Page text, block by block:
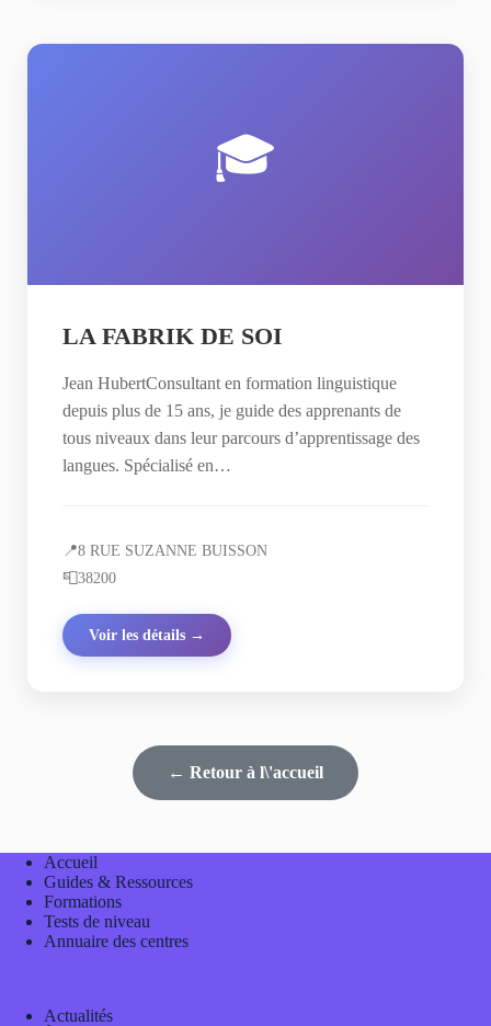
🎓
LA FABRIK DE SOI
Jean HubertConsultant en formation linguistique
depuis plus de 15 ans, je guide des apprenants de
tous niveaux dans leur parcours d’apprentissage des
langues. Spécialisé en…
📍8 RUE SUZANNE BUISSON
📮38200
Voir les détails →
← Retour à l\'accueil
Accueil
Guides & Ressources
Formations
Tests de niveau
Annuaire des centres
Actualités